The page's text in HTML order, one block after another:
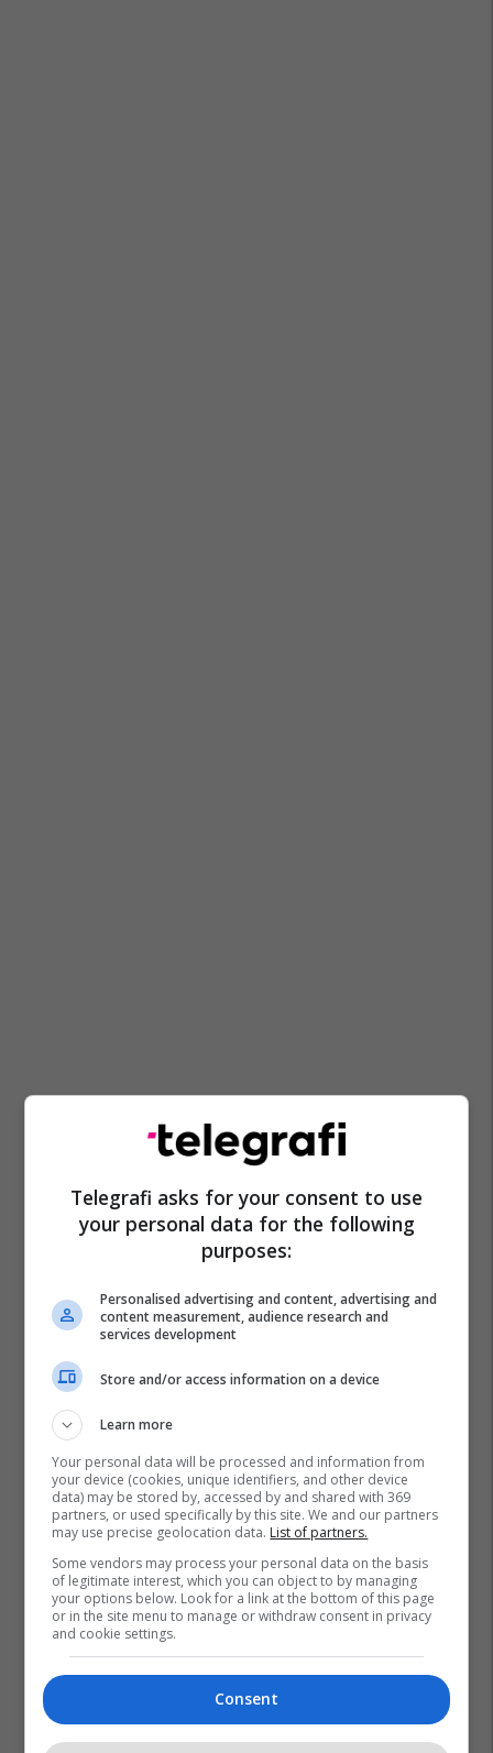
Telegrafi asks for your consent to use
your personal data for the following
purposes:
Personalised advertising and content, advertising and
content measurement, audience research and
services development
Store and/or access information on a device
Learn more
Your personal data will be processed and information from
your device (cookies, unique identifiers, and other device
data) may be stored by, accessed by and shared with 369
partners, or used specifically by this site. We and our partners
may use precise geolocation data. List of partners.
Some vendors may process your personal data on the basis
of legitimate interest, which you can object to by managing
your options below. Look for a link at the bottom of this page
or in the site menu to manage or withdraw consent in privacy
and cookie settings.
Consent